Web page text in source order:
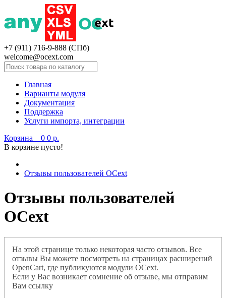
+7 (911) 716-9-888 (СПб)
welcome@ocext.com
Главная
Варианты модуля
Документация
Поддержка
Услуги импорта, интеграции
Корзина
0 0 р.
В корзине пусто!
Отзывы пользователей OCext
Отзывы пользователей
OCext
На этой странице только некоторая часто отзывов. Все
отзывы Вы можете посмотреть на страницах расширений
OpenCart, где публикуются модули OCext.
Если у Вас возникает сомнение об отзыве, мы отправим
Вам ссылку